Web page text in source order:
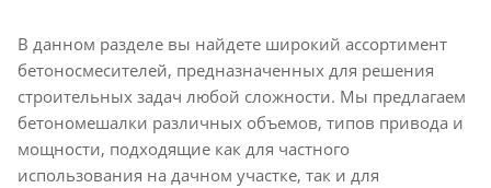
В данном разделе вы найдете широкий ассортимент
бетоносмесителей, предназначенных для решения
строительных задач любой сложности. Мы предлагаем
бетономешалки различных объемов, типов привода и
мощности, подходящие как для частного
использования на дачном участке, так и для